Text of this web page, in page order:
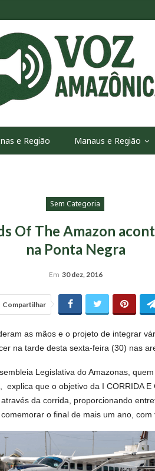
e Região Manaus e Região
Sem Categoria
Of The Amazon
na Ponta Negra
Em 30 dez, 2016
Compartilhar
as mãos e o projeto de integrar
na tarde desta sexta-feira (30) nas
Legislativa do Amazonas,
que o objetivo da I CORRIDA E
da corrida, proporcionando
o final de mais um ano, com